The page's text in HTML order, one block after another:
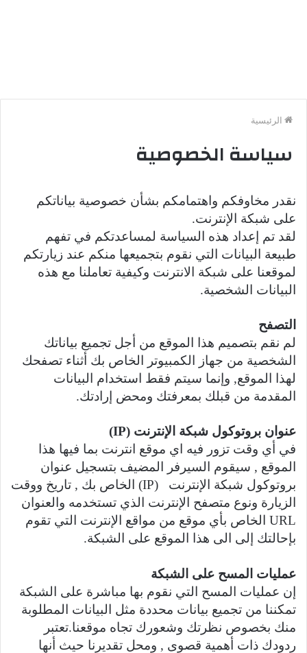
الرئيسية
سياسة الخصوصية
نقدر مخاوفكم واهتمامكم بشأن خصوصية بياناتكم
على شبكة الإنترنت.
لقد تم إعداد هذه السياسة لمساعدتكم في تفهم
طبيعة البيانات التي نقوم بتجميعها منكم عند زيارتكم
لموقعنا على شبكة الانترنت وكيفية تعاملنا مع هذه
البيانات الشخصية.
التصفح
لم نقم بتصميم هذا الموقع من أجل تجميع بياناتك
الشخصية من جهاز الكمبيوتر الخاص بك أثناء تصفحك
لهذا الموقع, وإنما سيتم فقط استخدام البيانات
المقدمة من قبلك بمعرفتك ومحض إرادتك.
عنوان بروتوكول شبكة الإنترنت (IP)
في أي وقت تزور فيه اي موقع انترنت بما فيها هذا
الموقع , سيقوم السيرفر المضيف بتسجيل عنوان
بروتوكول شبكة الإنترنت (IP) الخاص بك , تاريخ ووقت
الزيارة ونوع متصفح الإنترنت الذي تستخدمه والعنوان
URL الخاص بأي موقع من مواقع الإنترنت التي تقوم
بإحالتك إلى الى هذا الموقع على الشبكة.
عمليات المسح على الشبكة
إن عمليات المسح التي نقوم بها مباشرة على الشبكة
تمكننا من تجميع بيانات محددة مثل البيانات المطلوبة
منك بخصوص نظرتك وشعورك تجاه موقعنا.تعتبر
ردودك ذات أهمية قصوى , ومحل تقديرنا حيث أنها